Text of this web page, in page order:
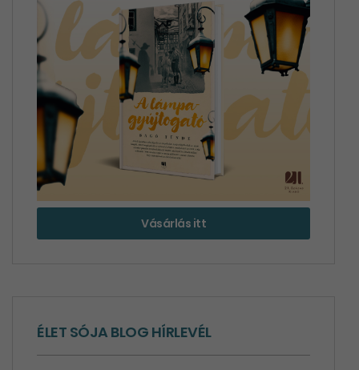
Vásárlás itt
ÉLET SÓJA BLOG HÍRLEVÉL